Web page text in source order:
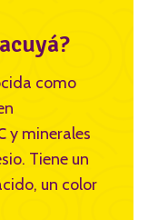
como
y minerales
Tiene un
un color